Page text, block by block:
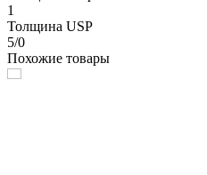
1
Толщина USP
5/0
Похожие товары